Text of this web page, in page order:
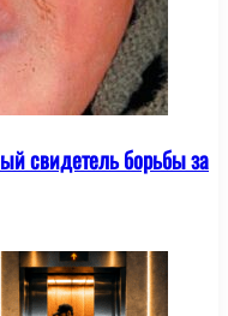
свидетель борьбы за